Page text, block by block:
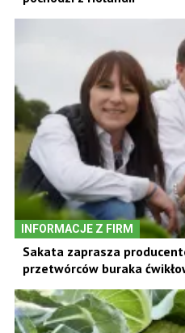
INFORMACJE Z FIRM
Sakata zaprasza
przetwórców buraka